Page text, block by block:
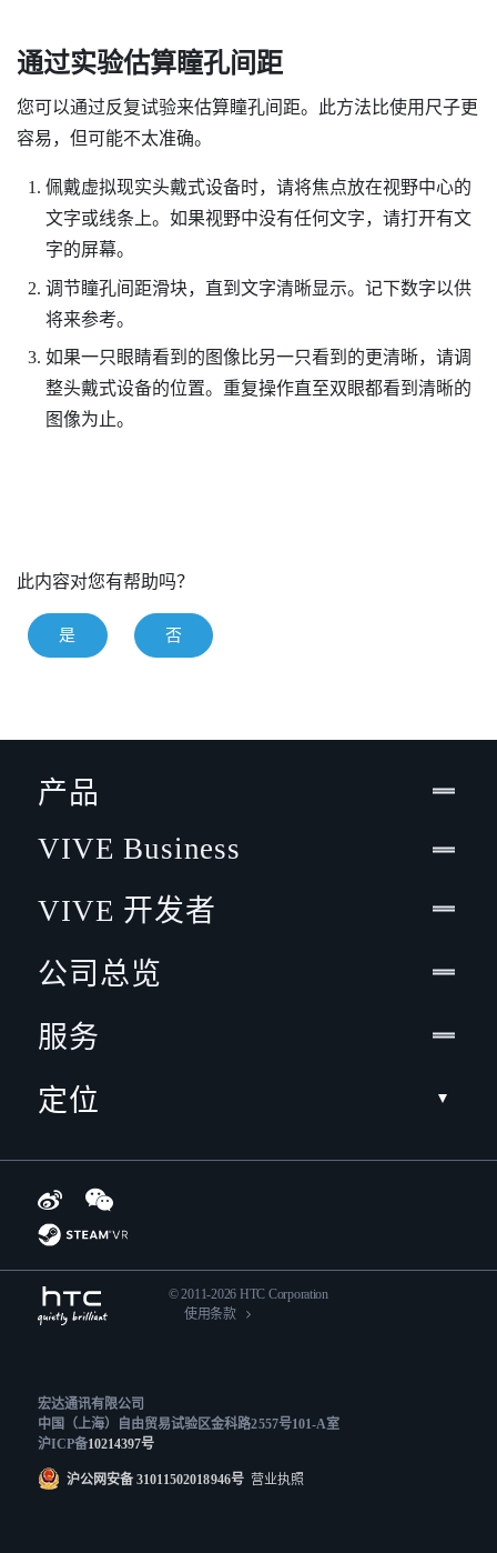
通过实验估算瞳孔间距
您可以通过反复试验来估算瞳孔间距。此方法比使用尺子更
容易，但可能不太准确。
佩戴虚拟现实头戴式设备时，请将焦点放在视野中心的
文字或线条上。如果视野中没有任何文字，请打开有文
字的屏幕。
调节瞳孔间距滑块，直到文字清晰显示。记下数字以供
将来参考。
如果一只眼睛看到的图像比另一只看到的更清晰，请调
整头戴式设备的位置。重复操作直至双眼都看到清晰的
图像为止。
此内容对您有帮助吗？
是 否
产品
VIVE Business
VIVE 开发者
公司总览
服务
定位
© 2011-2026 HTC Corporation
使用条款
宏达通讯有限公司
中国（上海）自由贸易试验区金科路2557号101-A室
沪ICP备10214397号
沪公网安备 31011502018946号营业执照